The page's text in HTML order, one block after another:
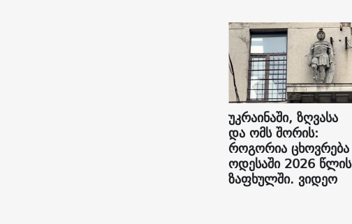
უკრაინაში, ზღვასა
და ომს შორის:
როგორია ცხოვრება
ოდესაში 2026 წლის
ზაფხულში. ვიდეო